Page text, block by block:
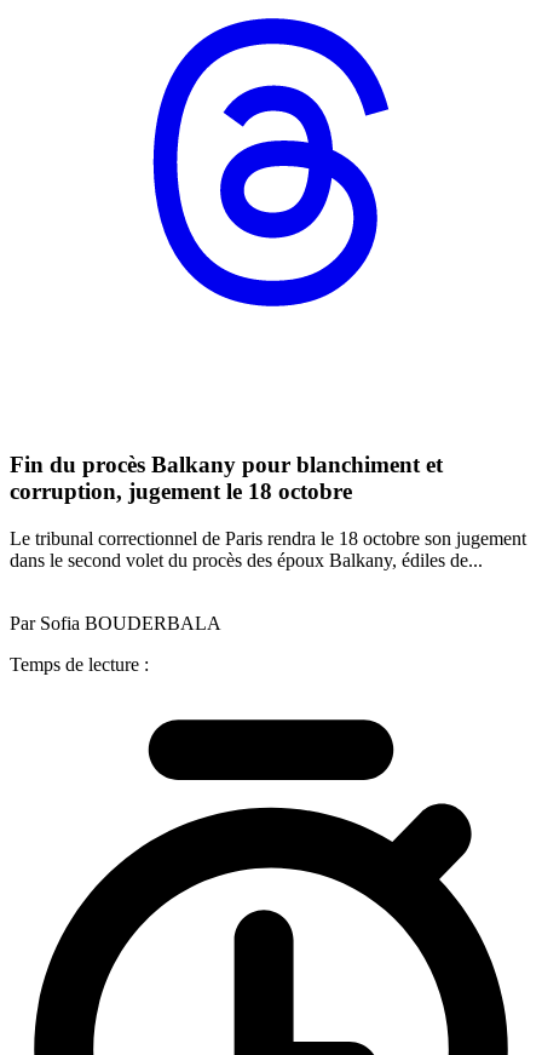
Fin du procès Balkany pour blanchiment et
corruption, jugement le 18 octobre
Le tribunal correctionnel de Paris rendra le 18 octobre son jugement
dans le second volet du procès des époux Balkany, édiles de...
Par Sofia BOUDERBALA
Temps de lecture :